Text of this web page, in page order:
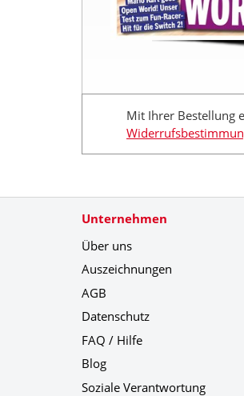
Mit Ihrer Bestellung
Unternehmen
Über uns
Auszeichnungen
AGB
Datenschutz
FAQ / Hilfe
Blog
Soziale Verantwortung